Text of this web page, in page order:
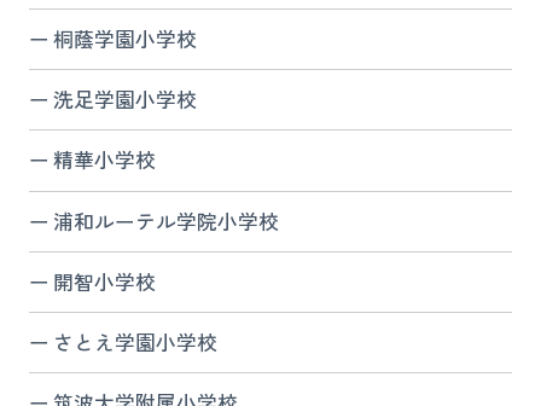
桐蔭学園小学校
洗足学園小学校
精華小学校
浦和ルーテル学院小学校
開智小学校
さとえ学園小学校